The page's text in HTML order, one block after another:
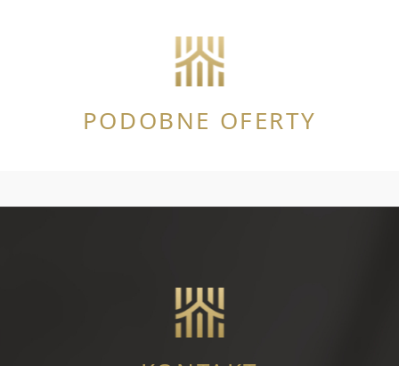
PODOBNE OFERTY